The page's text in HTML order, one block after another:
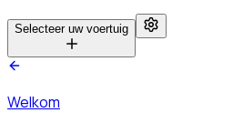
Selecteer uw voertuig
Welkom